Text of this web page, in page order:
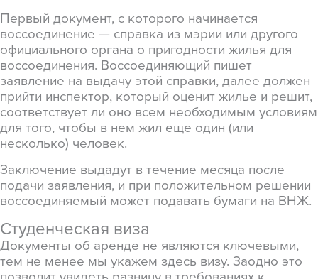
Первый документ, с которого начинается
воссоединение — справка из мэрии или другого
официального органа о пригодности жилья для
воссоединения. Воссоединяющий пишет
заявление на выдачу этой справки, далее должен
прийти инспектор, который оценит жилье и решит,
соответствует ли оно всем необходимым условиям
для того, чтобы в нем жил еще один (или
несколько) человек.
Заключение выдадут в течение месяца после
подачи заявления, и при положительном решении
воссоединяемый может подавать бумаги на ВНЖ.
Студенческая виза
Документы об аренде не являются ключевыми,
тем не менее мы укажем здесь визу. Заодно это